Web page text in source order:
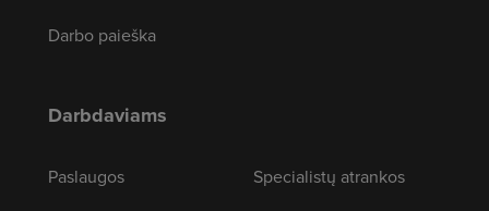
Darbo paieška
Darbdaviams
Paslaugos
Specialistų atrankos